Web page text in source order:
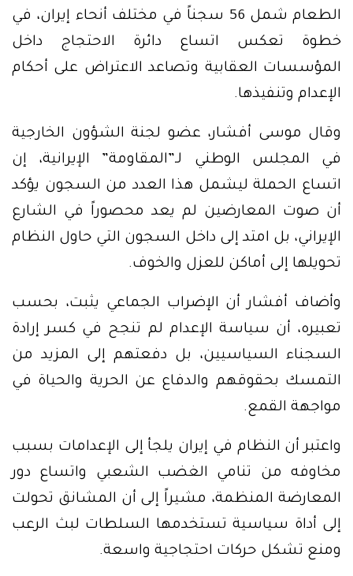
الطعام شمل 56 سجناً في مختلف أنحاء إيران، في
خطوة تعكس اتساع دائرة الاحتجاج داخل
المؤسسات العقابية وتصاعد الاعتراض على أحكام
الإعدام وتنفيذها.
وقال موسى أفشار، عضو لجنة الشؤون الخارجية
في المجلس الوطني لـ”المقاومة” الإيرانية، إن
اتساع الحملة ليشمل هذا العدد من السجون يؤكد
أن صوت المعارضين لم يعد محصوراً في الشارع
الإيراني، بل امتد إلى داخل السجون التي حاول النظام
تحويلها إلى أماكن للعزل والخوف.
وأضاف أفشار أن الإضراب الجماعي يثبت، بحسب
تعبيره، أن سياسة الإعدام لم تنجح في كسر إرادة
السجناء السياسيين، بل دفعتهم إلى المزيد من
التمسك بحقوقهم والدفاع عن الحرية والحياة في
مواجهة القمع.
واعتبر أن النظام في إيران يلجأ إلى الإعدامات بسبب
مخاوفه من تنامي الغضب الشعبي واتساع دور
المعارضة المنظمة، مشيراً إلى أن المشانق تحولت
إلى أداة سياسية تستخدمها السلطات لبث الرعب
ومنع تشكل حركات احتجاجية واسعة.